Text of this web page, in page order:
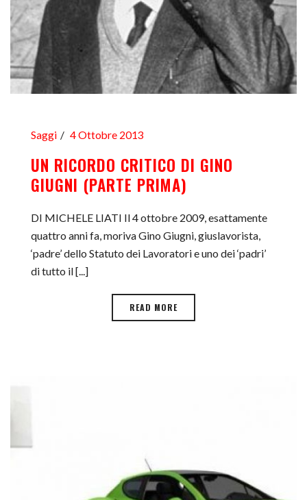
Saggi 4 Ottobre 2013
UN RICORDO CRITICO DI GINO
GIUGNI (PARTE PRIMA)
DI MICHELE LIATI Il 4 ottobre 2009, esattamente
quattro anni fa, moriva Gino Giugni, giuslavorista,
‘padre’ dello Statuto dei Lavoratori e uno dei ‘padri’
di tutto il [...]
READ MORE